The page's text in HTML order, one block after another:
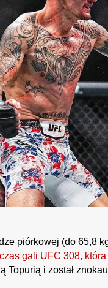
piórkowej (do 65,8
gali UFC 308,
Topurią i został